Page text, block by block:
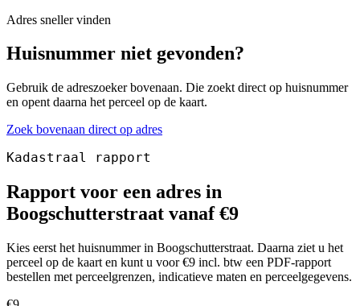
Adres sneller vinden
Huisnummer niet gevonden?
Gebruik de adreszoeker bovenaan. Die zoekt direct op huisnummer
en opent daarna het perceel op de kaart.
Zoek bovenaan direct op adres
Kadastraal rapport
Rapport voor een adres in
Boogschutterstraat vanaf €9
Kies eerst het huisnummer in Boogschutterstraat. Daarna ziet u het
perceel op de kaart en kunt u voor €9 incl. btw een PDF-rapport
bestellen met perceelgrenzen, indicatieve maten en perceelgegevens.